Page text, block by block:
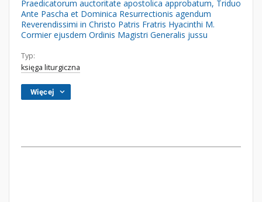
Praedicatorum auctoritate apostolica approbatum, Triduo
Ante Pascha et Dominica Resurrectionis agendum
Reverendissimi in Christo Patris Fratris Hyacinthi M.
Cormier ejusdem Ordinis Magistri Generalis jussu
Typ:
księga liturgiczna
Więcej